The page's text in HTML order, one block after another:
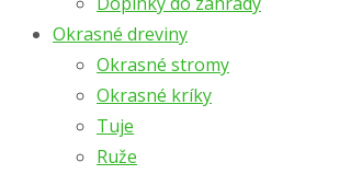
Okrasné dreviny
Okrasné stromy
Okrasné kríky
Tuje
Ruže